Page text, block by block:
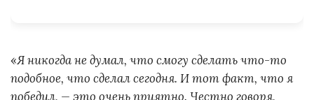
«Я никогда не думал, что смогу сделать что-то
подобное, что сделал сегодня. И тот факт, что я
победил, — это очень приятно. Честно говоря,